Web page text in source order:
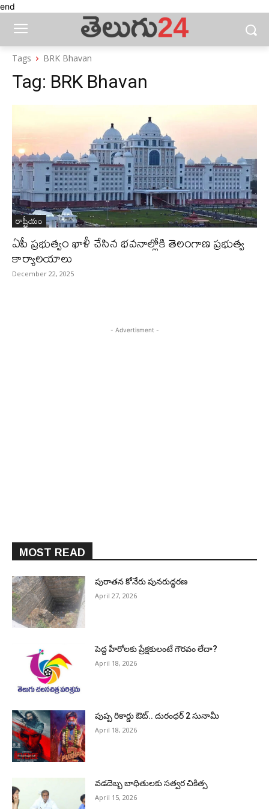
end
Tags BRK Bhavan
Tag: BRK Bhavan
రాష్ట్రీయం
ఏపీ ప్రభుత్వం ఖాళీ చేసిన భవనాల్లోకి తెలంగాణ ప్రభుత్వ
కార్యాలయాలు
December 22, 2025
- Advertisment -
MOST READ
పురాత‌న కోనేరు పున‌రుద్ధ‌ర‌ణ
April 27, 2026
పెద్ద హీరోల‌కు ప్రేక్ష‌కులంటే గౌర‌వం లేదా?
April 18, 2026
పుష్ప రికార్డు ఔట్‌.. దురంధ‌ర్ 2 సునామీ
April 18, 2026
వడదెబ్బ బాధితులకు సత్వర చికిత్స
April 15, 2026